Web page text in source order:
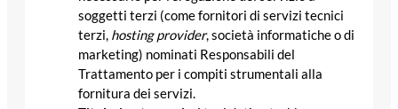
soggetti terzi (come fornitori di servizi tecnici
terzi, hosting provider, società informatiche o di
marketing) nominati Responsabili del
Trattamento per i compiti strumentali alla
fornitura dei servizi.